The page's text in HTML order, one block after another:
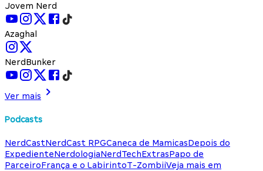
Jovem Nerd
Azaghal
NerdBunker
Ver mais
Podcasts
NerdCastNerdCast RPGCaneca de MamicasDepois do
ExpedienteNerdologiaNerdTechExtrasPapo de
ParceiroFrança e o LabirintoT-ZombiiVeja mais em